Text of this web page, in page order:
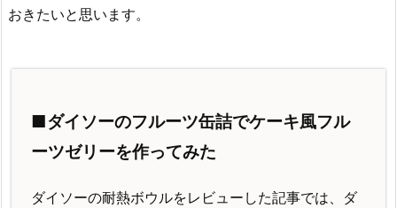
おきたいと思います。
■ダイソーのフルーツ缶詰でケーキ風フル
ーツゼリーを作ってみた
ダイソーの耐熱ボウルをレビューした記事では、ダ